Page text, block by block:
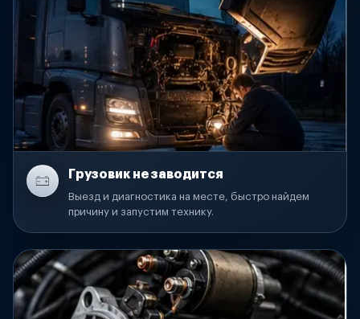
Грузовик не заводится
Выезд и диагностика на месте, быстро найдем
причину и запустим технику.